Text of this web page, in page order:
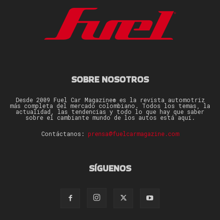
SOBRE NOSOTROS
Desde 2009 Fuel Car Magazine® es la revista automotriz
más completa del mercado colombiano. Todos los temas, la
actualidad, las tendencias y todo lo que hay que saber
sobre el cambiante mundo de los autos está aquí.
Contáctanos: prensa@fuelcarmagazine.com
SÍGUENOS